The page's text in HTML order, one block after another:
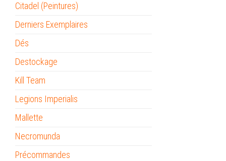
Citadel (Peintures)
Derniers Exemplaires
Dés
Destockage
Kill Team
Legions Imperialis
Mallette
Necromunda
Précommandes